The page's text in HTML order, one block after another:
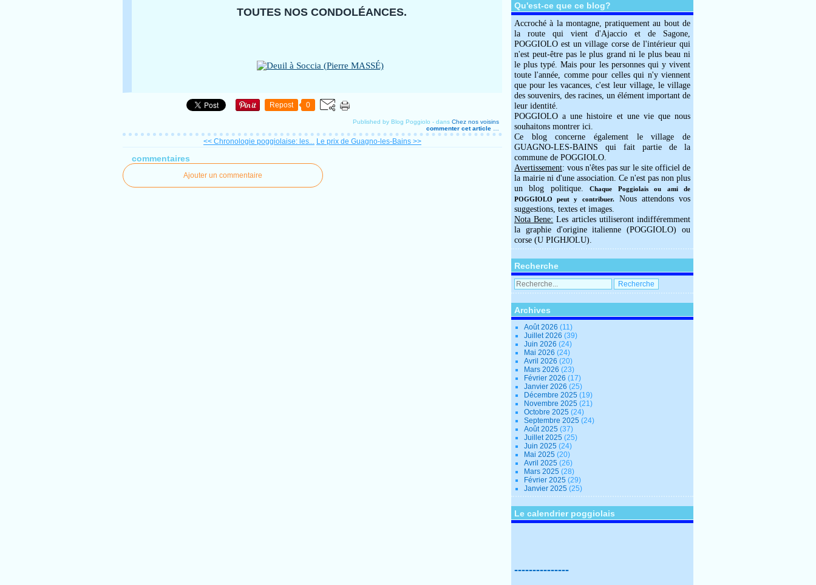
TOUTES NOS CONDOLÉANCES.
Repost 0
Published by Blog Poggiolo - dans Chez nos voisins
commenter cet article
<< Chronologie poggiolaise: les... Le prix de Guagno-les-Bains >>
commentaires
Ajouter un commentaire
Qu'est-ce que ce blog?
Accroché à la montagne, pratiquement au bout de
la route qui vient d'Ajaccio et de Sagone,
POGGIOLO est un village corse de l'intérieur qui
n'est peut-être pas le plus grand ni le plus beau ni
le plus typé. Mais pour les personnes qui y vivent
toute l'année, comme pour celles qui n'y viennent
que pour les vacances, c'est leur village, le village
des souvenirs, des racines, un élément important de
leur identité.
POGGIOLO a une histoire et une vie que nous
souhaitons montrer ici.
Ce blog concerne également le village de
GUAGNO-LES-BAINS qui fait partie de la
commune de POGGIOLO.
Avertissement: vous n'êtes pas sur le site officiel de
la mairie ni d'une association. Ce n'est pas non plus
un blog politique.Chaque Poggiolais ou ami de
POGGIOLO peut y contribuer.Nous attendons vos
suggestions, textes et images.
Nota Bene: Les articles utiliseront indifféremment
la graphie d'origine italienne (POGGIOLO) ou
corse (U PIGHJOLU).
Recherche
Archives
Août 2026 (11)
Juillet 2026 (39)
Juin 2026 (24)
Mai 2026 (24)
Avril 2026 (20)
Mars 2026 (23)
Février 2026 (17)
Janvier 2026 (25)
Décembre 2025 (19)
Novembre 2025 (21)
Octobre 2025 (24)
Septembre 2025 (24)
Août 2025 (37)
Juillet 2025 (25)
Juin 2025 (24)
Mai 2025 (20)
Avril 2025 (26)
Mars 2025 (28)
Février 2025 (29)
Janvier 2025 (25)
Le calendrier poggiolais
---------------